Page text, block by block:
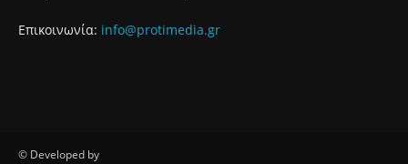
Επικοινωνία: info@protimedia.gr
© Developed by